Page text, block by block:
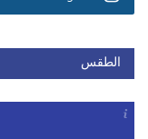
الطقس